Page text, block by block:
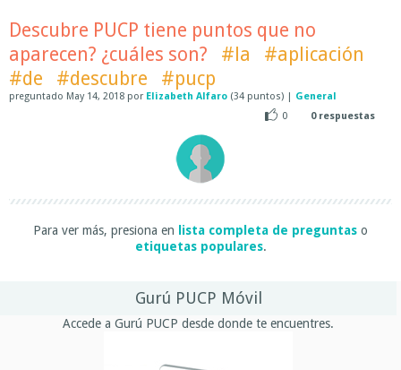
Descubre PUCP tiene puntos que no
aparecen? ¿cuáles son?
#la
#aplicación
#de
#descubre #pucp
preguntado May 14, 2018 por Elizabeth Alfaro (34 puntos) | General
0
0respuestas
Para ver más, presiona en lista completa de preguntas o
etiquetas populares.
Gurú PUCP Móvil
Accede a Gurú PUCP desde donde te encuentres.